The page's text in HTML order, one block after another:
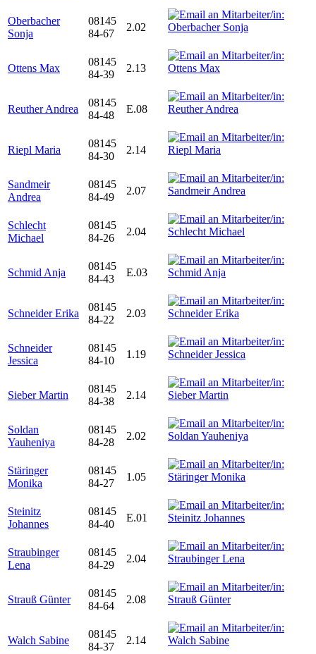
Oberbacher
Sonja
08145
84-67
2.02
Ottens Max
08145
84-39
2.13
Reuther Andrea
08145
84-48
E.08
Riepl Maria
08145
84-30
2.14
Sandmeir
Andrea
08145
84-49
2.07
Schlecht
Michael
08145
84-26
2.04
Schmid Anja
08145
84-43
E.03
Schneider Erika
08145
84-22
2.03
Schneider
Jessica
08145
84-10
1.19
Sieber Martin
08145
84-38
2.14
Soldan
Yauheniya
08145
84-28
2.02
Stäringer
Monika
08145
84-27
1.05
Steinitz
Johannes
08145
84-40
E.01
Straubinger
Lena
08145
84-29
2.04
Strauß Günter
08145
84-64
2.08
Walch Sabine
08145
84-37
2.14